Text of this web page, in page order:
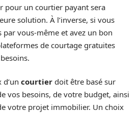
pour un courtier payant sera
solution. À l’inverse, si vous
par vous-même et avez un bon
de courtage gratuites
courtier doit être basé sur
vos besoins, de votre budget, ainsi
votre projet immobilier. Un choix